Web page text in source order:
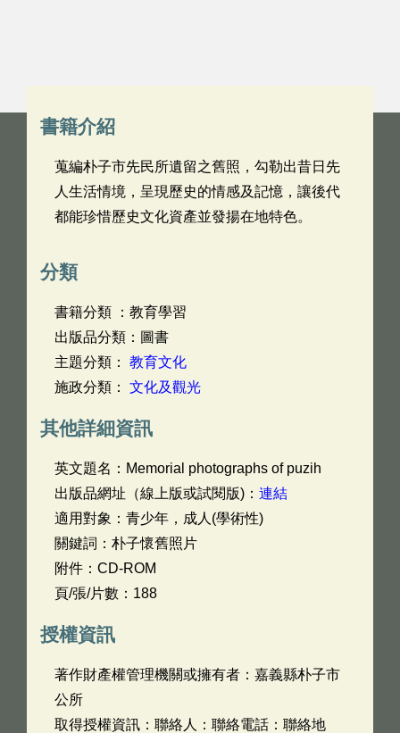
書籍介紹
蒐編朴子市先民所遺留之舊照，勾勒出昔日先
人生活情境，呈現歷史的情感及記憶，讓後代
都能珍惜歷史文化資產並發揚在地特色。
分類
書籍分類 ：教育學習
出版品分類：圖書
主題分類： 教育文化
施政分類： 文化及觀光
其他詳細資訊
英文題名： Memorial photographs of puzih
出版品網址（線上版或試閱版)： 連結
適用對象：青少年，成人(學術性)
關鍵詞：朴子懷舊照片
附件：CD-ROM
頁/張/片數：188
授權資訊
著作財產權管理機關或擁有者：嘉義縣朴子市
公所
取得授權資訊：聯絡人：聯絡電話：聯絡地